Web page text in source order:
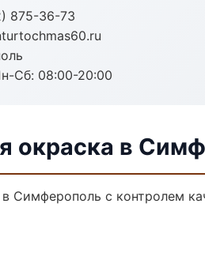
875-36-73
Сб: 08:00-20:00
окраска в
Симферополь с контролем